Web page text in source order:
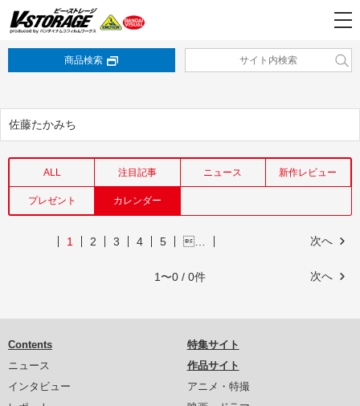
商品検索
佐藤たかみち
ALL 注目記事 ニュース 新作レビュー
プレゼント カレンダー
次へ
1 2 3 4 5 …
次へ
1〜0 / 0件
Contents
ニュース
インタビュー
特集サイト
作品サイト
アニメ・特撮